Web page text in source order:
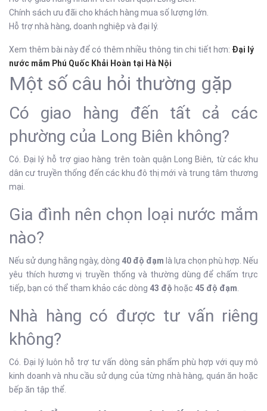
Chính sách ưu đãi cho khách hàng mua số lượng lớn.
Hỗ trợ nhà hàng, doanh nghiệp và đại lý.
Xem thêm bài này để có thêm nhiều thông tin chi tiết hơn: Đại lý
nước mắm Phú Quốc Khải Hoàn tại Hà Nội
Một số câu hỏi thường gặp
Có giao hàng đến tất cả các
phường của Long Biên không?
Có. Đại lý hỗ trợ giao hàng trên toàn quận Long Biên, từ các khu
dân cư truyền thống đến các khu đô thị mới và trung tâm thương
mại.
Gia đình nên chọn loại nước mắm
nào?
Nếu sử dụng hằng ngày, dòng 40 độ đạm là lựa chọn phù hợp. Nếu
yêu thích hương vị truyền thống và thường dùng để chấm trực
tiếp, bạn có thể tham khảo các dòng 43 độ hoặc 45 độ đạm
Nhà hàng có được tư vấn riêng
không?
Có. Đại lý luôn hỗ trợ tư vấn dòng sản phẩm phù hợp với quy mô
kinh doanh và nhu cầu sử dụng của từng nhà hàng, quán ăn hoặc
bếp ăn tập thể.